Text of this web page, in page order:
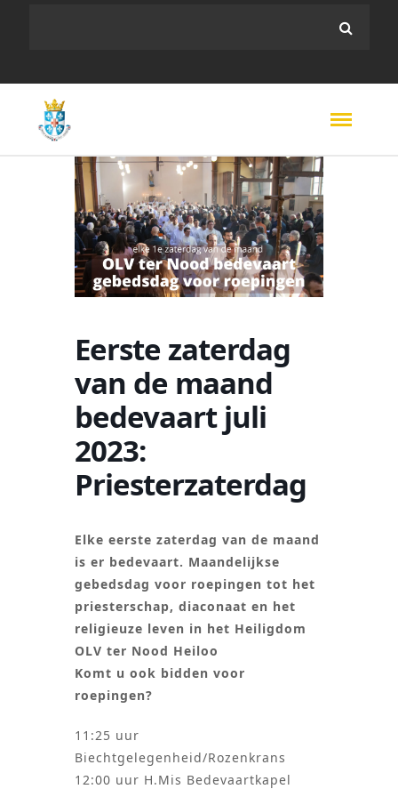
Eerste zaterdag
van de maand
bedevaart juli
2023:
Priesterzaterdag
Elke eerste zaterdag van de maand
is er bedevaart. Maandelijkse
gebedsdag voor roepingen tot het
priesterschap, diaconaat en het
religieuze leven in het Heiligdom
OLV ter Nood Heiloo
Komt u ook bidden voor
roepingen?
11:25 uur
Biechtgelegenheid/Rozenkrans
12:00 uur H.Mis Bedevaartkapel